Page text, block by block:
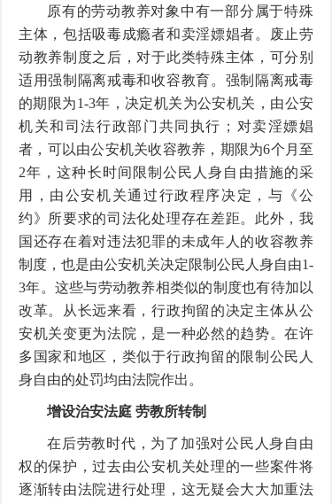
原有的劳动教养对象中有一部分属于特殊
主体，包括吸毒成瘾者和卖淫嫖娼者。废止劳
动教养制度之后，对于此类特殊主体，可分别
适用强制隔离戒毒和收容教育。强制隔离戒毒
的期限为1-3年，决定机关为公安机关，由公安
机关和司法行政部门共同执行；对卖淫嫖娼
者，可以由公安机关收容教养，期限为6个月至
2年，这种长时间限制公民人身自由措施的采
用，由公安机关通过行政程序决定，与《公
约》所要求的司法化处理存在差距。此外，我
国还存在着对违法犯罪的未成年人的收容教养
制度，也是由公安机关决定限制公民人身自由1-
3年。这些与劳动教养相类似的制度也有待加以
改革。从长远来看，行政拘留的决定主体从公
安机关变更为法院，是一种必然的趋势。在许
多国家和地区，类似于行政拘留的限制公民人
身自由的处罚均由法院作出。
增设治安法庭 劳教所转制
在后劳教时代，为了加强对公民人身自由
权的保护，过去由公安机关处理的一些案件将
逐渐转由法院进行处理，这无疑会大大加重法